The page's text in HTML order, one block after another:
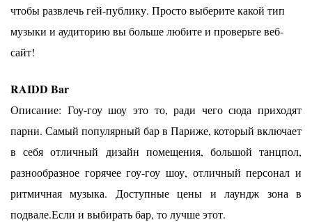
чтобы развлечь гей-публику. Просто выберите какой тип
музыки и аудиторию вы больше любите и проверьте веб-
сайт!
RAIDD Bar
Описание: Гоу-гоу шоу это то, ради чего сюда приходят
парни. Самый популярный бар в Париже, который включает
в себя отличный дизайн помещения, большой танцпол,
разнообразное горячее гоу-гоу шоу, отличный персонал и
ритмичная музыка. Доступные цены и лаундж зона в
подвале.Если и выбирать бар, то лучше этот.